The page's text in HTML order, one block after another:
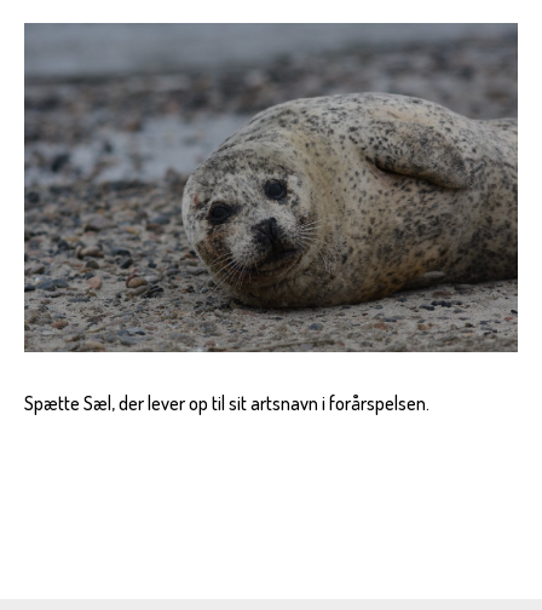
Spætte Sæl, der lever op til sit artsnavn i forårspelsen.